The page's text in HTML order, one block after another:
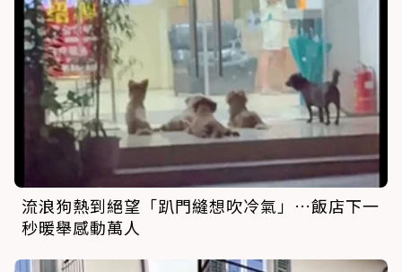
流浪狗熱到絕望「趴門縫想吹冷氣」…飯店下一
秒暖舉感動萬人